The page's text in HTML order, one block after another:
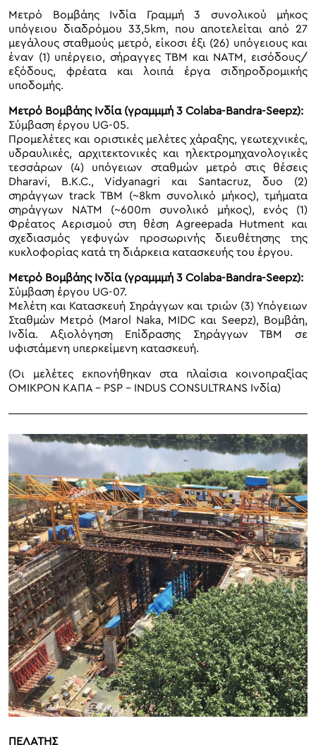
Μετρό Βομβάης Ινδία Γραμμή 3 συνολικού μήκος
υπόγειου διαδρόμου 33,5km, που αποτελείται από 27
μεγάλους σταθμούς μετρό, είκοσι έξι (26) υπόγειους και
έναν (1) υπέργειο, σήραγγες ΤΒΜ και ΝΑΤΜ, εισόδους/
εξόδους, φρέατα και λοιπά έργα σιδηροδρομικής
υποδομής.
Μετρό Βομβάης Ινδία (γραμμμή 3 Colaba-Bandra-Seepz):
Σύμβαση έργου UG-05.
Προμελέτες και οριστικές μελέτες χάραξης, γεωτεχνικές,
υδραυλικές, αρχιτεκτονικές και ηλεκτρομηχανολογικές
τεσσάρων (4) υπόγειων σταθμών μετρό στις θέσεις
Dharavi, B.K.C., Vidyanagri και Santacruz, δυο (2)
σηράγγων track TBM (~8km συνολικό μήκος), τμήματα
σηράγγων ΝΑΤΜ (~600m συνολικό μήκος), ενός (1)
Φρέατος Αερισμού στη θέση Agreepada Hutment και
σχεδιασμός γεφυγών προσωρινής διευθέτησης της
κυκλοφορίας κατά τη διάρκεια κατασκευής του έργου.
Μετρό Βομβάης Ινδία (γραμμμή 3 Colaba-Bandra-Seepz):
Σύμβαση έργου UG-07.
Μελέτη και Κατασκευή Σηράγγων και τριών (3) Υπόγειων
Σταθμών Μετρό (Marol Naka, MIDC και Seepz), Βομβάη,
Ινδία. Αξιολόγηση Επίδρασης Σηράγγων ΤΒΜ σε
υφιστάμενη υπερκείμενη κατασκευή.
(Οι μελέτες εκπονήθηκαν στα πλαίσια κοινοπραξίας
ΟΜΙΚΡΟΝ ΚΑΠΑ – PSP – INDUS CONSULTRANS Ινδία)
ΠΕΛΑΤΗΣ